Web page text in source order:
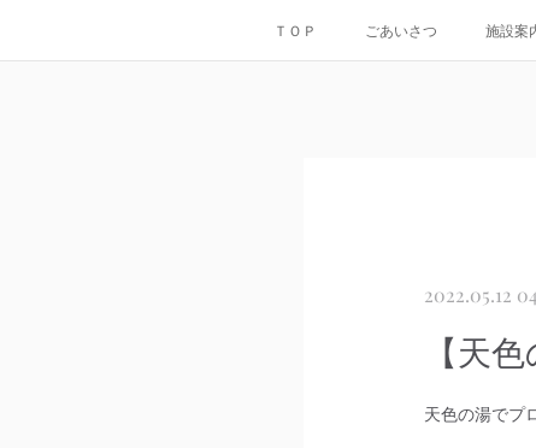
ＴＯＰ ごあいさつ 施設案
2022.05.12
【天
天色の湯でプ